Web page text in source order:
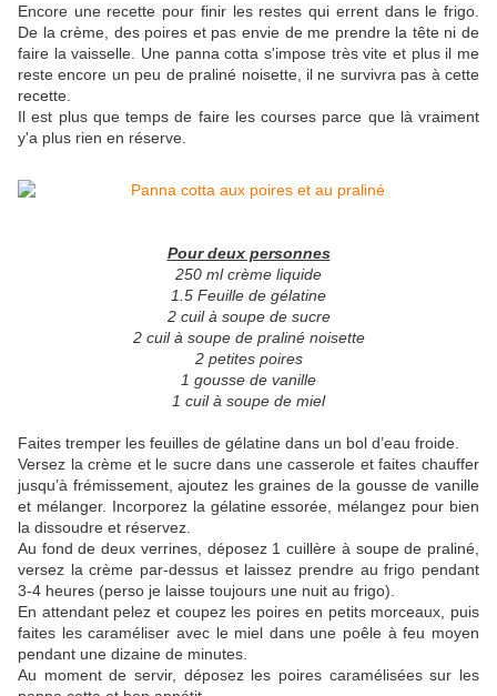
Encore une recette pour finir les restes qui errent dans le frigo.
De la crème, des poires et pas envie de me prendre la tête ni de
faire la vaisselle. Une panna cotta s'impose très vite et plus il me
reste encore un peu de praliné noisette, il ne survivra pas à cette
recette.
Il est plus que temps de faire les courses parce que là vraiment
y'a plus rien en réserve.
Pour deux personnes
250 ml crème liquide
1.5 Feuille de gélatine
2 cuil à soupe de sucre
2 cuil à soupe de praliné noisette
2 petites poires
1 gousse de vanille
1 cuil à soupe de miel
Faites tremper les feuilles de gélatine dans un bol d’eau froide.
Versez la crème et le sucre dans une casserole et faites chauffer
jusqu’à frémissement, ajoutez les graines de la gousse de vanille
et mélanger. Incorporez la gélatine essorée, mélangez pour bien
la dissoudre et réservez.
Au fond de deux verrines, déposez 1 cuillère à soupe de praliné,
versez la crème par-dessus et laissez prendre au frigo pendant
3-4 heures (perso je laisse toujours une nuit au frigo).
En attendant pelez et coupez les poires en petits morceaux, puis
faites les caraméliser avec le miel dans une poêle à feu moyen
pendant une dizaine de minutes.
Au moment de servir, déposez les poires caramélisées sur les